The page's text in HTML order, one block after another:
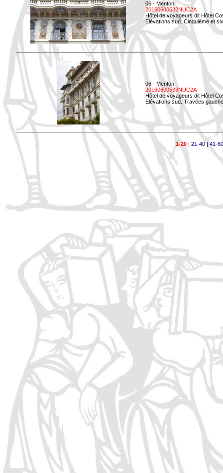
06 - Menton
20160600532NUC2A
Hôtel de voyageurs dit Hôtel
Elévations sud. Cinquième et
06 - Menton
20160600533NUC2A
Hôtel de voyageurs dit Hôtel
Elévations sud. Travées
1-20 | 21-40| 41-60